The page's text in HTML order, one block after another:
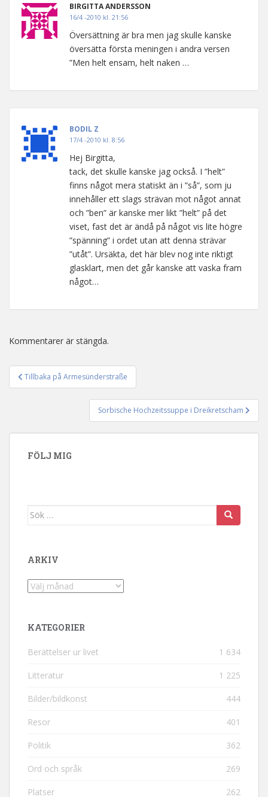
BIRGITTA ANDERSSON
16/4 -2010 kl. 21:56
Översättning är bra men jag skulle kanske
översätta första meningen i andra versen
”Men helt ensam, helt naken …
BODIL Z
17/4 -2010 kl. 8:56
Hej Birgitta,
tack, det skulle kanske jag också. I ”helt”
finns något mera statiskt än i ”så”, som ju
innehåller ett slags strävan mot något annat
och ”ben” är kanske mer likt ”helt” på det
viset, fast det är ändå på något vis lite högre
”spänning” i ordet utan att denna strävar
”utåt”. Ursäkta, det här blev nog inte riktigt
glasklart, men det går kanske att vaska fram
något…
Kommentarer är stängda.
Inläggsnavigering
Tillbaka på Armesünderstraße
Sorbische Hochzeitssuppe i Dreikretscham
FÖLJ MIG
Sök efter:
ARKIV
Arkiv
KATEGORIER
Berättelser ur livet 1 634
Litteratur 1 225
Bilder/bildkonst 444
Resor 401
Politik 362
Ord och språk 269
Platser 262